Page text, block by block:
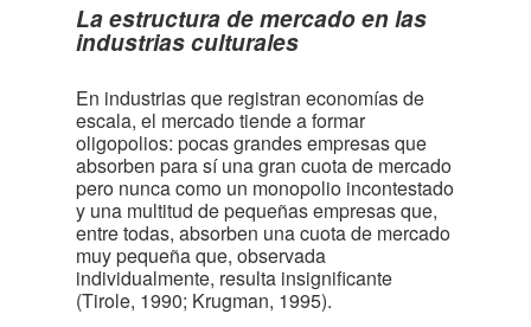
La estructura de mercado en las
industrias culturales
En industrias que registran economías de
escala, el mercado tiende a formar
oligopolios: pocas grandes empresas que
absorben para sí una gran cuota de mercado
pero nunca como un monopolio incontestado
y una multitud de pequeñas empresas que,
entre todas, absorben una cuota de mercado
muy pequeña que, observada
individualmente, resulta insignificante
(Tirole, 1990; Krugman, 1995).